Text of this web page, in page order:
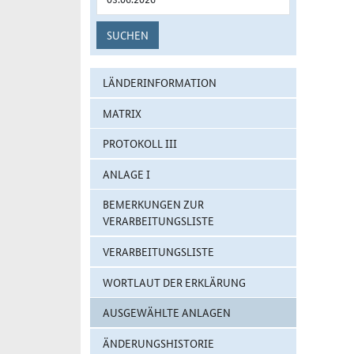
SUCHEN
LÄNDERINFORMATION
MATRIX
PROTOKOLL III
ANLAGE I
BEMERKUNGEN ZUR
VERARBEITUNGSLISTE
VERARBEITUNGSLISTE
WORTLAUT DER ERKLÄRUNG
AUSGEWÄHLTE ANLAGEN
ÄNDERUNGSHISTORIE